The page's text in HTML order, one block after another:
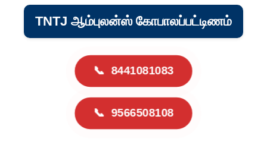
TNTJ ஆம்புலன்ஸ் கோபாலப்பட்டிணம்
📞 8441081083
📞 9566508108